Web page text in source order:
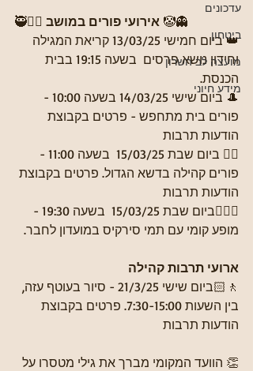
עדכונים
ביטחון
מועצה לב השרון
מידע חיוני
🥷🦸‍♀
🤡👻
👑 ביום חמישי 13/03/25 קריאת המגילה
וחידון נושא פרסים  בשעה 19:15 בבית
הכנסת.
🎩 ביום שישי 14/03/25 בשעה 10:00 -
פורים בית מתחפש - פרטים בקבוצת
הודעות תרבות
🧚‍♀ ביום שבת 15/03/25  בשעה 11:00 -
פורים קהילה בדשא הגדול. פרטים בקבוצת
הודעות תרבות
🧛🏻‍♀ביום שבת 15/03/25  בשעה 19:30 -
מופע קומי עם תמי סירקיס במועדון לחבר.
ארועי תרבות קהילה
🚶🏻ביום שישי 21/3/25 - סיור בעוטף עזה,
בין השעות 7:30-15:00. פרטים בקבוצת
הודעות תרבות
👏 הוועד המקומי מברך את גילי מטסרו על